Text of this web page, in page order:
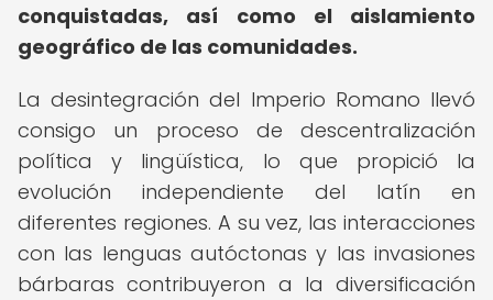
conquistadas, así como el aislamiento
geográfico de las comunidades.
La desintegración del Imperio Romano llevó
consigo un proceso de descentralización
política y lingüística, lo que propició la
evolución independiente del latín en
diferentes regiones. A su vez, las interacciones
con las lenguas autóctonas y las invasiones
bárbaras contribuyeron a la diversificación